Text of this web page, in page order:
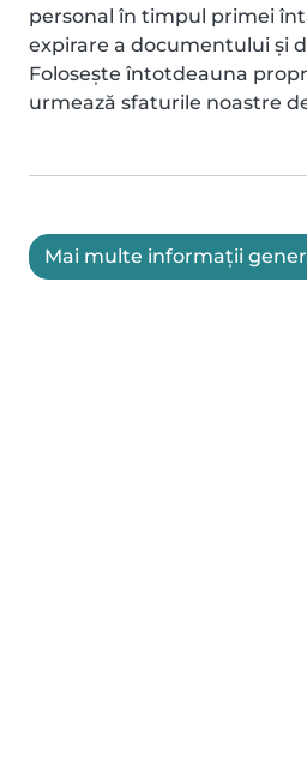
personal în timpul primei
expirare a documentului și
Folosește întotdeauna
urmează sfaturile noastre
Mai multe informații